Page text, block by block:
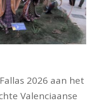
2026 aan het
Valenciaanse